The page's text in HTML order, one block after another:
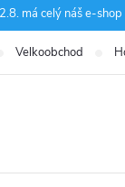
má celý náš e-
Velkoobchod